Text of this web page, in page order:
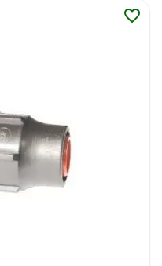
favorite_border